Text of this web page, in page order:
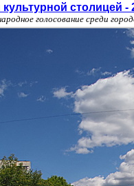
столицей -
голосование среди